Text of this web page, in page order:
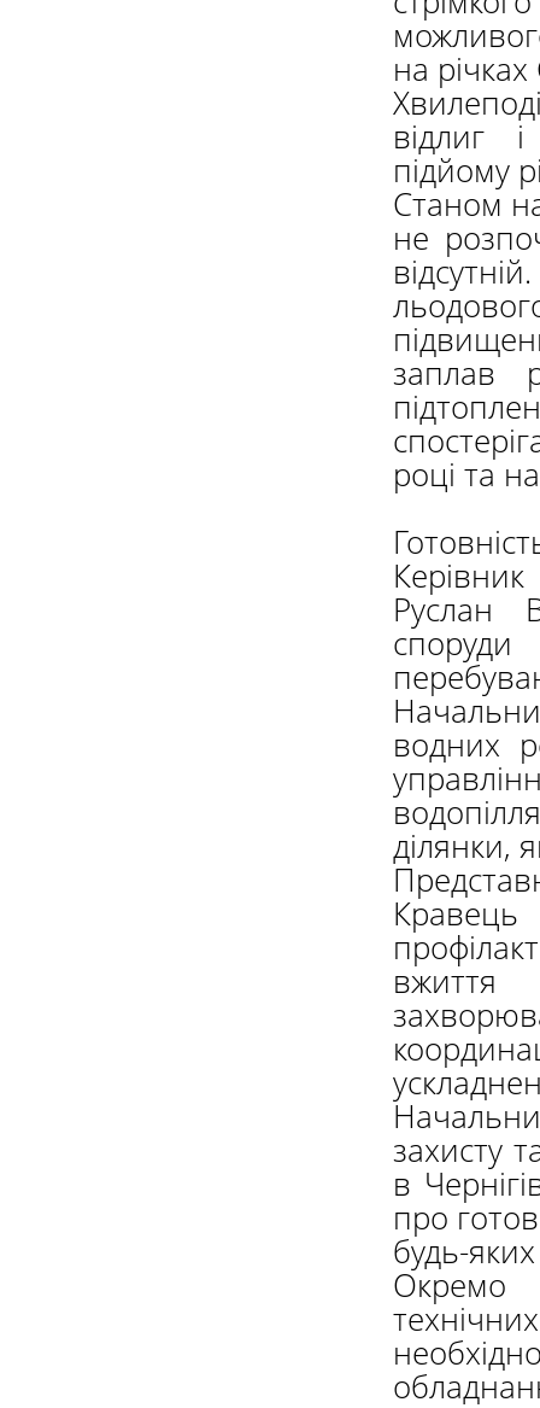
на
відлиг
підйому
Станом
не
заплав
році та
Руслан
споруди
водних
ділянки,
вжиття
захисту
в
про
будь-яких
Окремо